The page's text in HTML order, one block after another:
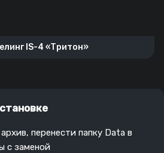
IS-4 «Тритон»
перенести папку Data в
с заменой